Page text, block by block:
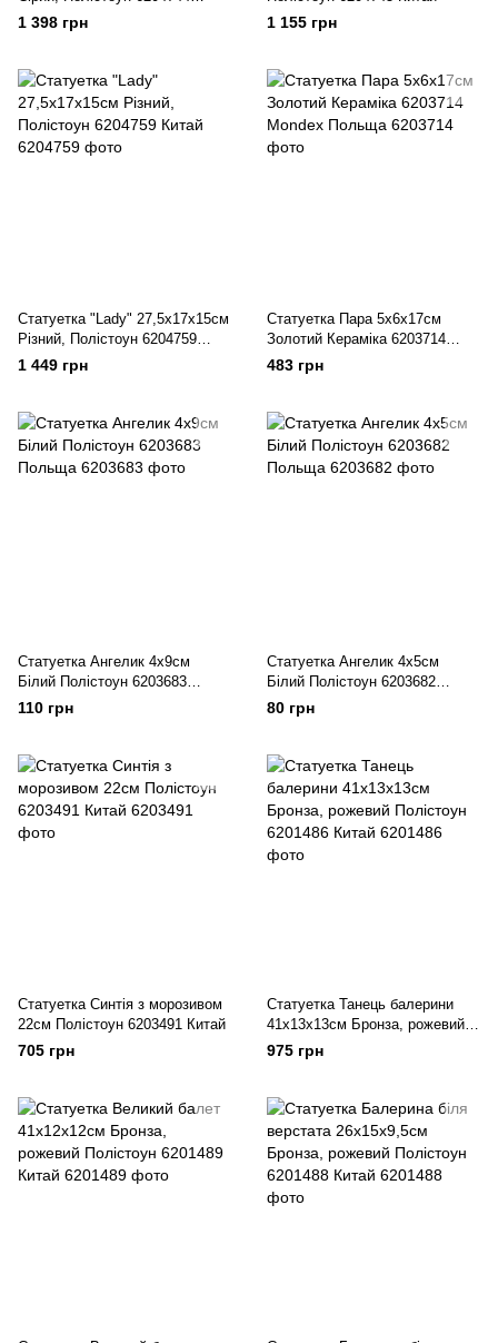
Китай
1 398 грн 1 155 грн
Статуетка "Lady" 27,5х17х15см
Різний, Полістоун 6204759
Китай
1 449 грн
Статуетка Пара 5х6х17см
Золотий Кераміка 6203714
Mondex Польща
483 грн
Статуетка Ангелик 4х9см
Білий Полістоун 6203683
Польща
110 грн
Статуетка Ангелик 4х5см
Білий Полістоун 6203682
Польща
80 грн
Статуетка Синтія з морозивом
22см Полістоун 6203491 Китай
705 грн
Статуетка Танець балерини
41х13х13см Бронза, рожевий
Полістоун 6201486 Китай,
Статуетка
975 грн